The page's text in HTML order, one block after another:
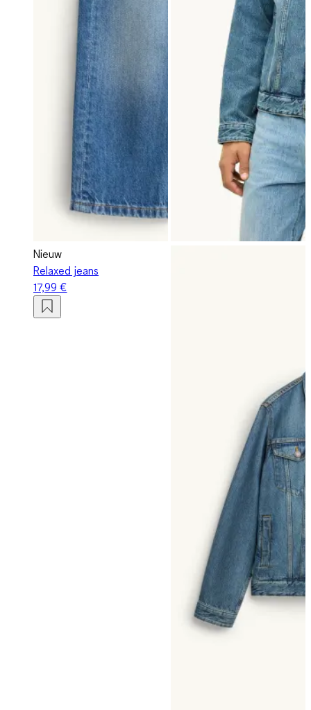
Nieuw
Relaxed jeans
17,99 €